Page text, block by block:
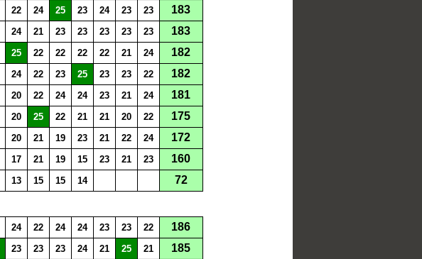
22 24 25 23 24 23 23 183
24 21 23 23 23 23 23 183
25 22 22 22 22 21 24 182
24 22 23 25 23 23 22 182
20 22 24 24 23 21 24 181
20 25 22 21 21 20 22 175
20 21 19 23 21 22 24 172
17 21 19 15 23 21 23 160
13 15 15 14 72
24 22 24 24 23 23 22 186
23 23 23 24 21 25 21 185